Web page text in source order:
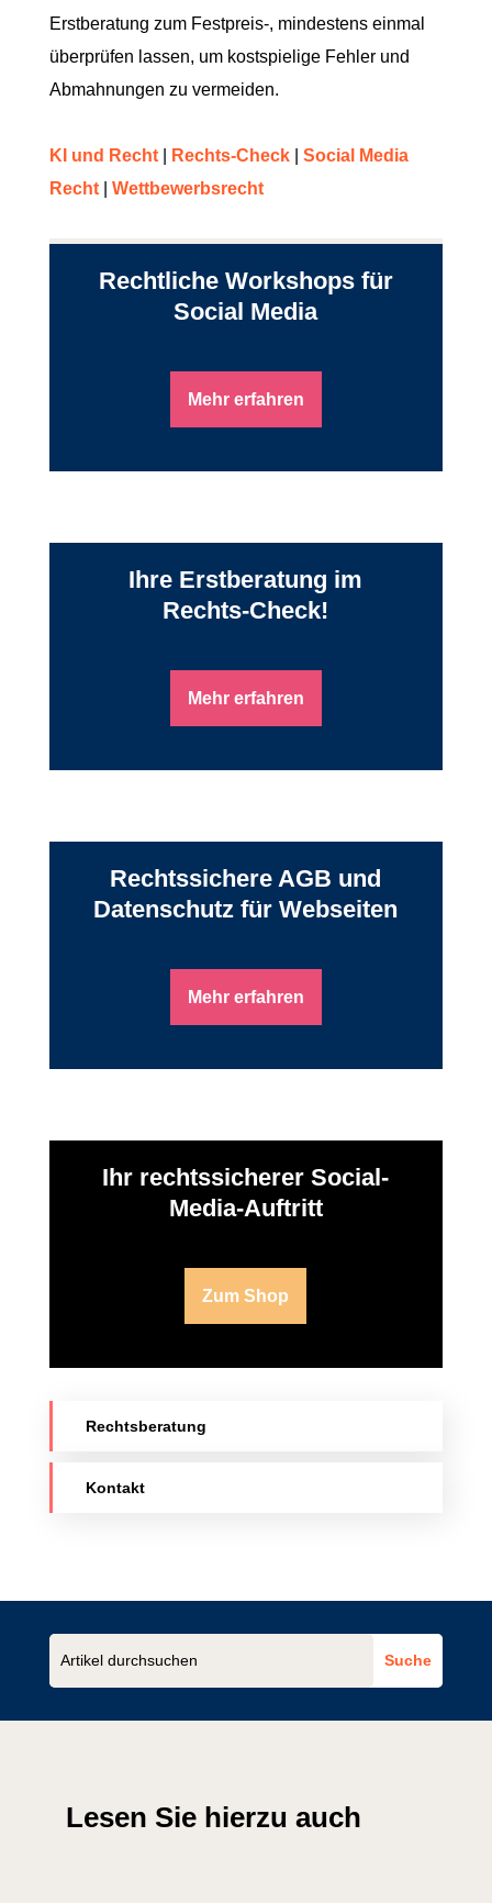
Erstberatung zum Festpreis-, mindestens einmal
überprüfen lassen, um kostspielige Fehler und
Abmahnungen zu vermeiden.
KI und Recht| Rechts-Check| Social Media
Recht| Wettbewerbsrecht
Rechtliche Workshops für
Social Media
Mehr erfahren
Ihre Erstberatung im
Rechts-Check!
Mehr erfahren
Rechtssichere AGB und
Datenschutz für Webseiten
Mehr erfahren
Ihr rechtssicherer Social-
Media-Auftritt
Zum Shop
Rechtsberatung
Kontakt
Lesen Sie hierzu auch